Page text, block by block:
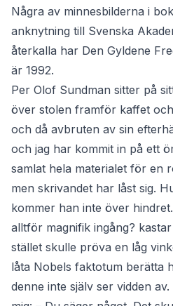
Några av minnesbilderna i
anknytning till Svenska
återkalla har Den Gyldene
är 1992.
Per Olof Sundman sitter på
över stolen framför kaffet
och då avbruten av sin
och jag har kommit in på ett
samlat hela materialet för en
men skrivandet har låst sig.
kommer han inte över
alltför magnifik ingång?
stället skulle pröva en låg
låta Nobels faktotum berätta
denne inte själv ser vidden